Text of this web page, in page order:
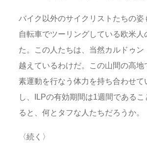
バイク以外のサイクリストたちの姿
自転車でツーリングしている欧米人
た。この人たちは、当然カルドゥン
越えているわけだ。この山間の高地
素運動を行なう体力を持ち合わせて
し、ILPの有効期間は1週間である
ると、何とタフな人たちだろうか。
〈続く〉